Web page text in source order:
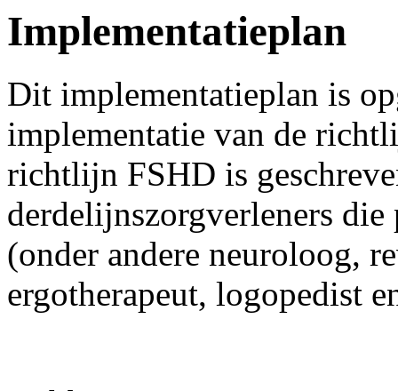
Implementatieplan
Dit implementatieplan is
implementatie van de
richtlijn FSHD is
derdelijnszorgverleners
(onder andere neuroloog,
ergotherapeut, logopedist